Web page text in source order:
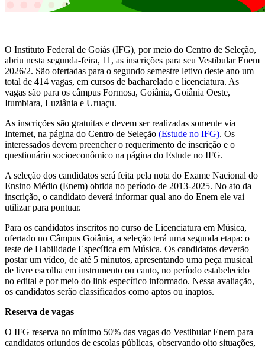
O Instituto Federal de Goiás (IFG), por meio do Centro de Seleção,
abriu nesta segunda-feira, 11, as inscrições para seu Vestibular Enem
2026/2. São ofertadas para o segundo semestre letivo deste ano um
total de 414 vagas, em cursos de bacharelado e licenciatura. As
vagas são para os câmpus Formosa, Goiânia, Goiânia Oeste,
Itumbiara, Luziânia e Uruaçu.
As inscrições são gratuitas e devem ser realizadas somente via
Internet, na página do Centro de Seleção (Estude no IFG). Os
interessados devem preencher o requerimento de inscrição e o
questionário socioeconômico na página do Estude no IFG.
A seleção dos candidatos será feita pela nota do Exame Nacional do
Ensino Médio (Enem) obtida no período de 2013-2025. No ato da
inscrição, o candidato deverá informar qual ano do Enem ele vai
utilizar para pontuar.
Para os candidatos inscritos no curso de Licenciatura em Música,
ofertado no Câmpus Goiânia, a seleção terá uma segunda etapa: o
teste de Habilidade Específica em Música. Os candidatos deverão
postar um vídeo, de até 5 minutos, apresentando uma peça musical
de livre escolha em instrumento ou canto, no período estabelecido
no edital e por meio do link específico informado. Nessa avaliação,
os candidatos serão classificados como aptos ou inaptos.
Reserva de vagas
O IFG reserva no mínimo 50% das vagas do Vestibular Enem para
candidatos oriundos de escolas públicas, observando oito situações,